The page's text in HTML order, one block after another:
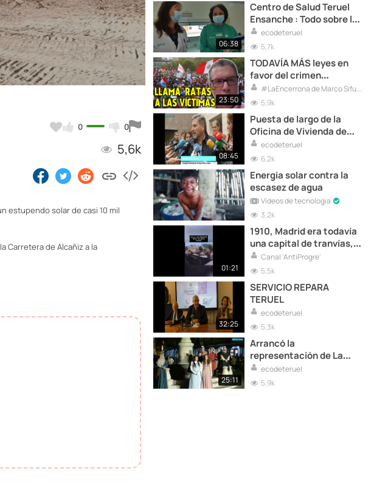
0 0
5,6k
estupendo solar de casi 10 mil
Carretera de Alcañiz a la
06:38
Centro de Salud Teruel
Ensanche : Todo sobre la
vacunación. (Video)
ecodeteruel
5,7k
23:50
TODAVÍA MÁS leyes en
favor del crimen
organizado
#LaEncerrona
#LaEncerrona de Marco Sifuentes
5,9k
08:45
Puesta de largo de la
Oficina de Vivienda de
Teruel (Video)
ecodeteruel
6,2k
Energía solar contra la
escasez de agua
Vídeos de tecnologia
3,2k
01:21
1910, Madrid era todavía
una capital de tranvías,
barro y corralas...
Canal 'AntiProgre'
5,5k
32:25
SERVICIO REPARA
TERUEL
ecodeteruel
5,3k
25:11
Arrancó la
representación de La
Partida de Diego de
Marcilla en Teruel (Video)
ecodeteruel
5,9k